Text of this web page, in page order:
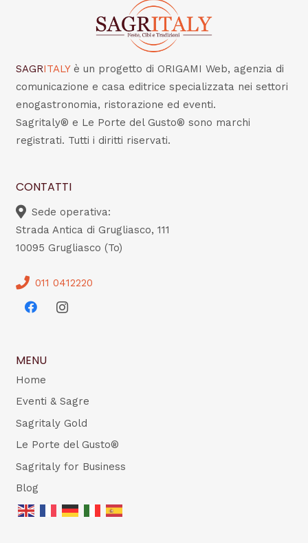
SAGRITALY è un progetto di ORIGAMI Web, agenzia di
comunicazione e casa editrice specializzata nei settori
enogastronomia, ristorazione ed eventi.
Sagritaly® e Le Porte del Gusto® sono marchi
registrati. Tutti i diritti riservati.
CONTATTI
Sede operativa:
Strada Antica di Grugliasco, 111
10095 Grugliasco (To)
011 0412220
MENU
Home
Eventi & Sagre
Sagritaly Gold
Le Porte del Gusto®
Sagritaly for Business
Blog